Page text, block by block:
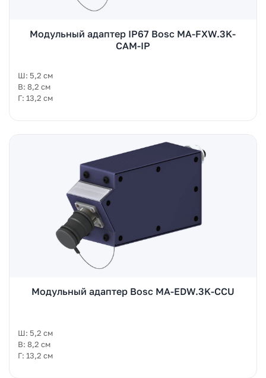
Модульный адаптер IP67 Bosc MA-FXW.3K-
CAM-IP
Ш: 5,2 см
В: 8,2 см
Г: 13,2 см
Модульный адаптер Bosc MA-EDW.3K-CCU
Ш: 5,2 см
В: 8,2 см
Г: 13,2 см